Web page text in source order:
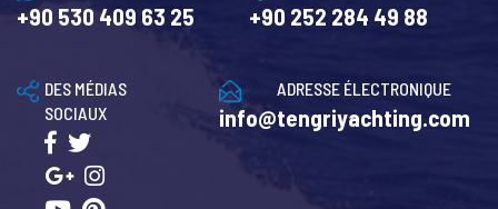
+90 530 409 63 25 +90 252 284 49 88
ADRESSE ÉLECTRONIQUE
info@tengriyachting.com
DES MÉDIAS
SOCIAUX